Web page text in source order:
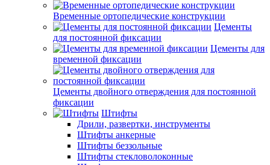
Временные ортопедические конструкции
Цементы
для постоянной фиксации
Цементы для
временной фиксации
Цементы двойного отверждения для постоянной
фиксации
Штифты
Дрили, развертки, инструменты
Штифты анкерные
Штифты беззольные
Штифты стекловолоконные